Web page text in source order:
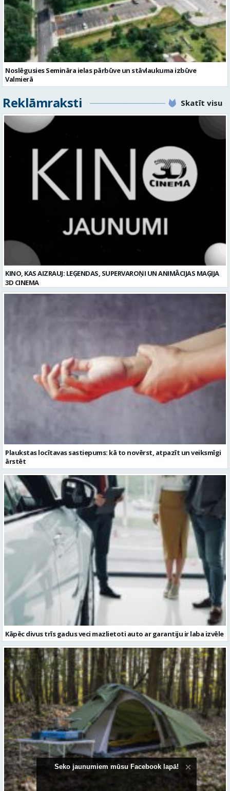
Noslēgusies Semināra ielas pārbūve un stāvlaukuma izbūve
Valmierā
Reklāmraksti Skatīt visu
KINO, KAS AIZRAUJ: LEĢENDAS, SUPERVAROŅI UN ANIMĀCIJAS MAĢIJA
3D CINEMA
Plaukstas locītavas sastiepums: kā to novērst, atpazīt un veiksmīgi
ārstēt
Kāpēc divus trīs gadus veci mazlietoti auto ar garantiju ir laba izvēle
Seko jaunumiem mūsu Facebook lapā!